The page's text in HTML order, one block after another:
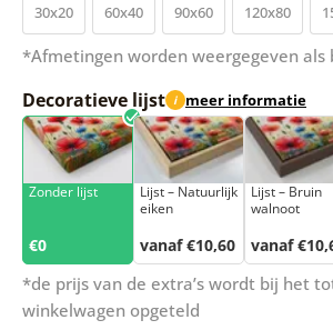
30x20 60x40 90x60 120x80
*Afmetingen worden weergegeven als
Decoratieve lijst i meer informatie
Zonder lijst
€0
Lijst – Natuurlijk
eiken
vanaf €10,60
Lijst – Bruin
walnoot
vanaf
*de prijs van de extra’s wordt bij het
winkelwagen opgeteld